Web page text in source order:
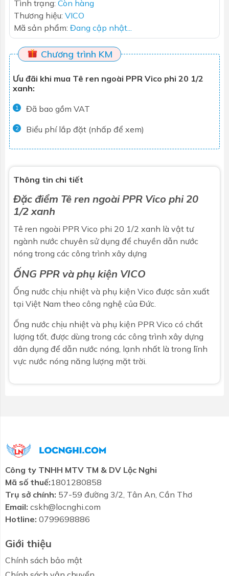
Tình trạng: Còn hàng
Thương hiệu: VICO
Mã sản phẩm: Đang cập nhật...
Chương trình KM
Ưu đãi khi mua Tê ren ngoài PPR Vico phi 20 1/2
xanh:
1 Đã bao gồm VAT
2 Biểu phí lắp đặt (nhấp để xem)
Thông tin chi tiết
Đặc điểm Tê ren ngoài PPR Vico phi 20
1/2 xanh
Tê ren ngoài PPR Vico phi 20 1/2 xanh là vật tư
ngành nước chuyên sử dụng để chuyền dẫn nước
nóng trong các công trình xây dựng
ỐNG PPR và phụ kiện VICO
Ống nước chịu nhiệt và phụ kiện Vico được sản xuất
tại Việt Nam theo công nghệ của Đức.
Ống nước chịu nhiệt và phụ kiện PPR Vico có chất
lượng tốt, được dùng trong các công trình xây dựng
dân dụng để dẫn nước nóng, lạnh nhất là trong lĩnh
vực nước nóng năng lượng mặt trời.
Công ty TNHH MTV TM & DV Lộc Nghi
Mã số thuế:1801280858
Trụ sở chính: 57-59 đường 3/2, Tân An, Cần Thơ
Email: cskh@locnghi.com
Hotline: 0799698886
Giới thiệu
Chính sách bảo mật